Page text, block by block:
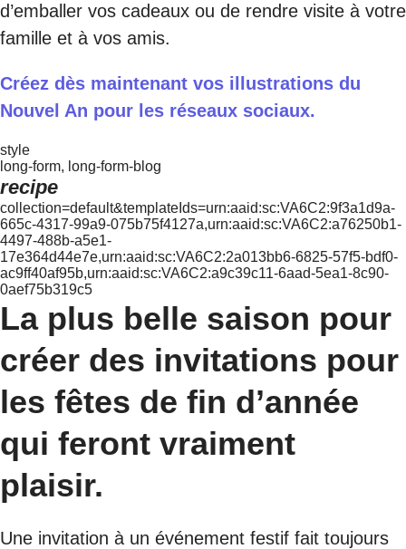
d’emballer vos cadeaux ou de rendre visite à votre
famille et à vos amis.
Créez dès maintenant vos illustrations du
Nouvel An pour les réseaux sociaux.
style
long-form, long-form-blog
recipe
collection=default&templateIds=urn:aaid:sc:VA6C2:9f3a1d9a-
665c-4317-99a9-075b75f4127a,urn:aaid:sc:VA6C2:a76250b1-
4497-488b-a5e1-
17e364d44e7e,urn:aaid:sc:VA6C2:2a013bb6-6825-57f5-bdf0-
ac9ff40af95b,urn:aaid:sc:VA6C2:a9c39c11-6aad-5ea1-8c90-
0aef75b319c5
La plus belle saison pour
créer des invitations pour
les fêtes de fin d’année
qui feront vraiment
plaisir.
Une invitation à un événement festif fait toujours